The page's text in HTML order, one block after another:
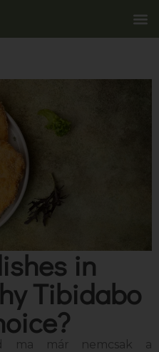
in
Tibidabo
ma már nemcsak a